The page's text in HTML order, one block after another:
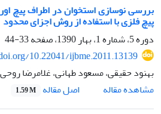
بررسی نوسازی استخوان در اطراف پیچ
پیچ فلزی با استفاده از روش اجزای محدود
دوره 5، شماره 1، بهار 1390، صفحه
33-44
10.22041/ijbme.2011.13139
بهنود حقیقی، مسعود طهانی، غلامرضا روحی
مشاهده مقاله
اصل مقاله 1.59 M